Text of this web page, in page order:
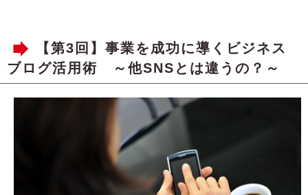
【第3回】事業を成功に導くビジネス
ブログ活用術 ～他SNSとは違うの？～